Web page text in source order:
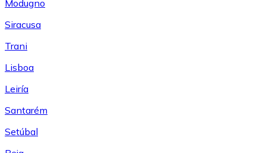
Modugno
Siracusa
Trani
Lisboa
Leiría
Santarém
Setúbal